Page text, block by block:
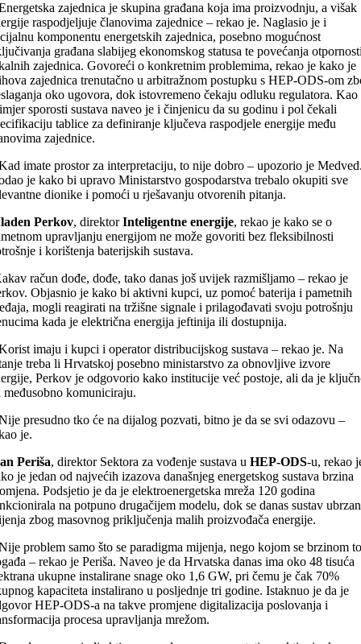
zajednica je skupina građana koja ima proizvodnju, a višak
raspodjeljuje članovima zajednice – rekao je. Naglasio je i
komponentu energetskih zajednica, posebno mogućnost
građana slabijeg ekonomskog statusa te povećanja
zajednica. Govoreći o konkretnim problemima, rekao je kako je
zajednica trenutačno u arbitražnom postupku s HEP-ODS-om
oko ugovora, dok istovremeno čekaju odluku regulatora. Kao
sporosti sustava naveo je i činjenicu da su godinu i pol čekali
tablice za definiranje ključeva raspodjele energije među
zajednice.
imate prostor za interpretaciju, to nije dobro – upozorio je
je kako bi upravo Ministarstvo gospodarstva trebalo okupiti sve
dionike i pomoći u rješavanju otvorenih pitanja.
Perkov, direktorInteligentne energije, rekao je kako se o
upravljanju energijom ne može govoriti bez fleksibilnosti
i korištenja baterijskih sustava.
račun dođe, dođe, tako danas još uvijek razmišljamo – rekao je
Objasnio je kako bi aktivni kupci, uz pomoć baterija i pametnih
mogli reagirati na tržišne signale i prilagođavati svoju potrošnju
kada je električna energija jeftinija ili dostupnija.
imaju i kupci i operator distribucijskog sustava – rekao je. Na
treba li Hrvatskoj posebno ministarstvo za obnovljive izvore
Perkov je odgovorio kako institucije već postoje, ali da je
međusobno komuniciraju.
presudno tko će na dijalog pozvati, bitno je da se svi odazovu –
je.
Periša, direktor Sektora za vođenje sustava u HEP-ODS-u, rekao
je jedan od najvećih izazova današnjeg energetskog sustava brzina
Podsjetio je da je elektroenergetska mreža 120 godina
na potpuno drugačijem modelu, dok se danas sustav
zbog masovnog priključenja malih proizvođača energije.
problem samo što se paradigma mijenja, nego kojom se brzinom to
– rekao je Periša. Naveo je da Hrvatska danas ima oko 48 tisuća
ukupne instalirane snage oko 1,6 GW, pri čemu je čak 70%
kapaciteta instalirano u posljednje tri godine. Istaknuo je da je
HEP-ODS-a na takve promjene digitalizacija poslovanja i
procesa upravljanja mrežom.